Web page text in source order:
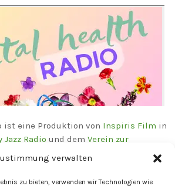
verwalten
zu bieten, verwenden wir Technologien wie
ist eine Produktion von Inspiris Film in
Jazz Radio und dem Verein zur
Umgangs mit Medien